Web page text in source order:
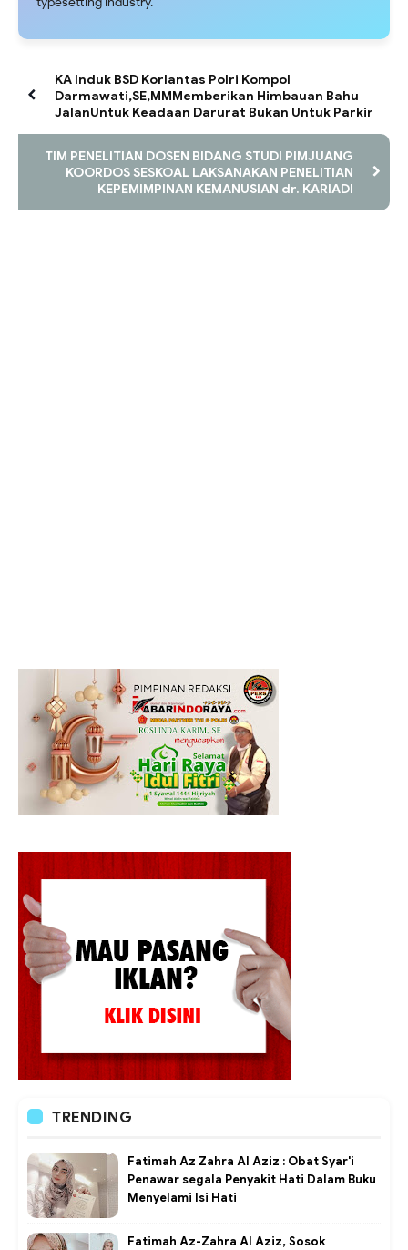
KA Induk BSD Korlantas Polri Kompol
Darmawati,SE,MMMemberikan Himbauan Bahu
JalanUntuk Keadaan Darurat Bukan Untuk Parkir
TIM PENELITIAN DOSEN BIDANG STUDI PIMJUANG
KOORDOS SESKOAL LAKSANAKAN PENELITIAN
KEPEMIMPINAN KEMANUSIAN dr. KARIADI
TRENDING
Fatimah Az Zahra Al Aziz : Obat Syar'i
Penawar segala Penyakit Hati Dalam Buku
Menyelami Isi Hati
Fatimah Az-Zahra Al Aziz, Sosok